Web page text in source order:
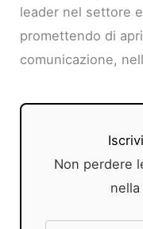
leader nel settore
promettendo di
comunicazione,
Non perdere